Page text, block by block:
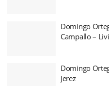
Domingo
Campallo –
Domingo
Jerez